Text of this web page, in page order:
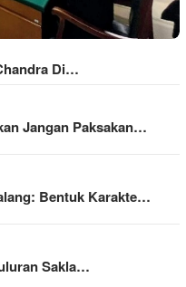
Di…
Jangan Paksakan…
Bentuk Karakte…
Sakla…